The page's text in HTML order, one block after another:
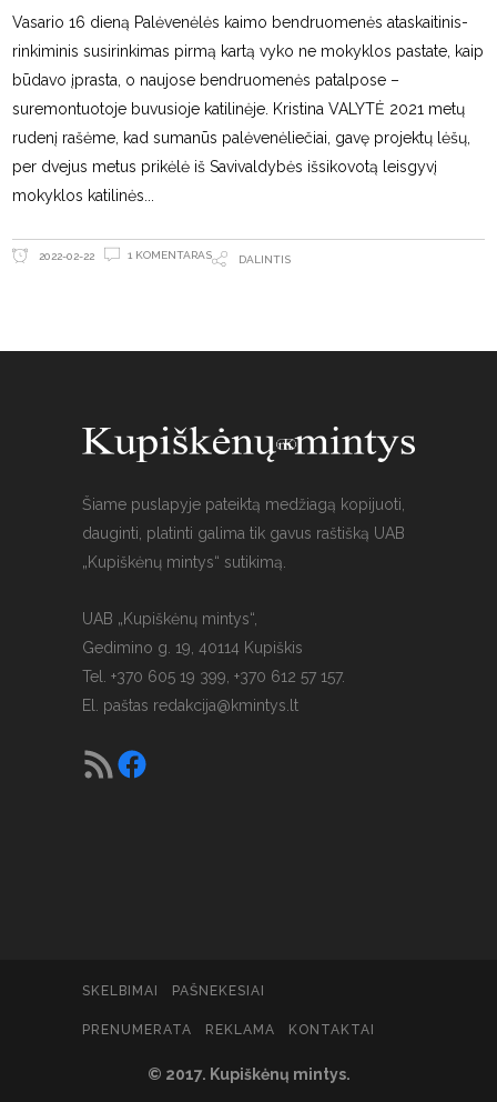
Vasario 16 dieną Palėvenėlės kaimo bendruomenės ataskaitinis-
rinkiminis susirinkimas pirmą kartą vyko ne mokyklos pastate, kaip
būdavo įprasta, o naujose bendruomenės patalpose –
suremontuotoje buvusioje katilinėje. Kristina VALYTĖ 2021 metų
rudenį rašėme, kad sumanūs palėvenėliečiai, gavę projektų lėšų,
per dvejus metus prikėlė iš Savivaldybės išsikovotą leisgyvį
mokyklos katilinės
2022-02-22 1 KOMENTARAS DALINTIS
Šiame puslapyje pateiktą medžiagą kopijuoti,
dauginti, platinti galima tik gavus raštišką UAB
„Kupiškėnų mintys“ sutikimą.
UAB „Kupiškėnų mintys“,
Gedimino g. 19, 40114 Kupiškis
Tel. +370 605 19 399, +370 612 57 157.
El. paštas redakcija@kmintys.lt
SKELBIMAI PAŠNEKESIAI
© 2017. Kupiškėnų mintys.
PRENUMERATA REKLAMA KONTAKTAI